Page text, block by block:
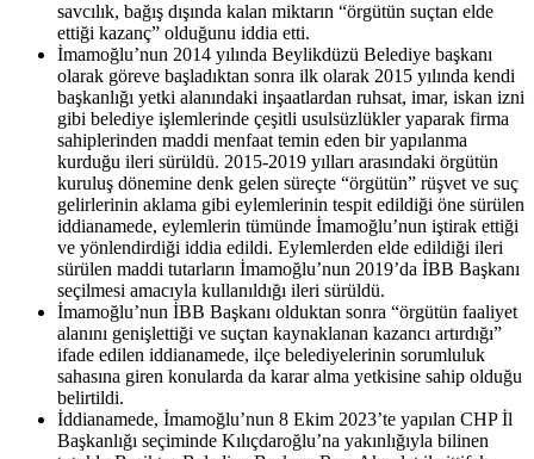
savcılık, bağış dışında kalan miktarın “örgütün suçtan elde
ettiği kazanç” olduğunu iddia etti.
İmamoğlu’nun 2014 yılında Beylikdüzü Belediye başkanı
olarak göreve başladıktan sonra ilk olarak 2015 yılında kendi
başkanlığı yetki alanındaki inşaatlardan ruhsat, imar, iskan izni
gibi belediye işlemlerinde çeşitli usulsüzlükler yaparak firma
sahiplerinden maddi menfaat temin eden bir yapılanma
kurduğu ileri sürüldü. 2015-2019 yılları arasındaki örgütün
kuruluş dönemine denk gelen süreçte “örgütün” rüşvet ve suç
gelirlerinin aklama gibi eylemlerinin tespit edildiği öne sürülen
iddianamede, eylemlerin tümünde İmamoğlu’nun iştirak ettiği
ve yönlendirdiği iddia edildi. Eylemlerden elde edildiği ileri
sürülen maddi tutarların İmamoğlu’nun 2019’da İBB Başkanı
seçilmesi amacıyla kullanıldığı ileri sürüldü.
İmamoğlu’nun İBB Başkanı olduktan sonra “örgütün faaliyet
alanını genişlettiği ve suçtan kaynaklanan kazancı artırdığı”
ifade edilen iddianamede, ilçe belediyelerinin sorumluluk
sahasına giren konularda da karar alma yetkisine sahip olduğu
belirtildi.
İddianamede, İmamoğlu’nun 8 Ekim 2023’te yapılan CHP İl
Başkanlığı seçiminde Kılıçdaroğlu’na yakınlığıyla bilinen